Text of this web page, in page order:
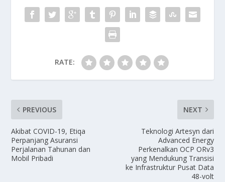
RATE:
PREVIOUS
Akibat COVID-19, Etiqa
Perpanjang Asuransi
Perjalanan Tahunan dan
Mobil Pribadi
NEXT
Teknologi Artesyn dari
Advanced Energy
Perkenalkan OCP ORv3
yang Mendukung Transisi
ke Infrastruktur Pusat Data
48-volt